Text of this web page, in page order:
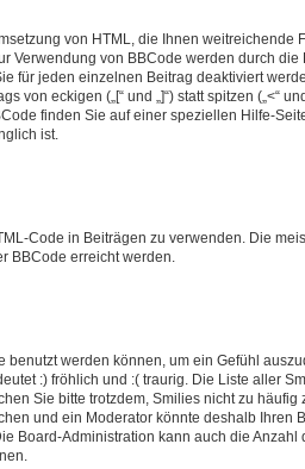
von HTML, die Ihnen weitreichende
Verwendung von BBCode werden durch
für jeden einzelnen Beitrag deaktiviert
von eckigen („[“ und „]“) statt spitzen („<“
finden Sie auf einer speziellen Hilfe-
ist.
Code in Beiträgen zu verwenden. Die
BBCode erreicht werden.
benutzt werden können, um ein Gefühl
:) fröhlich und :( traurig. Die Liste aller
Sie bitte trotzdem, Smilies nicht zu
und ein Moderator könnte deshalb Ihren
Board-Administration kann auch die